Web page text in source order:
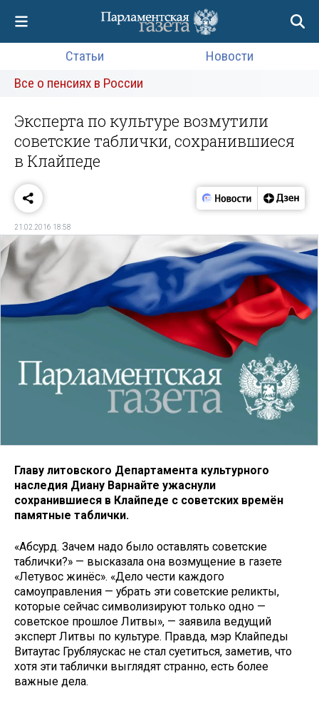
Статьи
Новости
Все о пенсиях в России
Эксперта по культуре возмутили
советские таблички, сохранившиеся
в Клайпеде
21.02.2016 18:58
Главу литовского Департамента культурного
наследия Диану Варнайте ужаснули
сохранившиеся в Клайпеде с советских времён
памятные таблички.
«Абсурд. Зачем надо было оставлять советские
таблички?» — высказала она возмущение в газете
«Летувос жинёс». «Дело чести каждого
самоуправления — убрать эти советские реликты,
которые сейчас символизируют только одно —
советское прошлое Литвы», — заявила ведущий
эксперт Литвы по культуре. Правда, мэр Клайпеды
Витаутас Грубляускас не стал суетиться, заметив, что
хотя эти таблички выглядят странно, есть более
важные дела.